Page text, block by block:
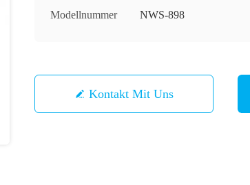
Modellnummer NWS-898
Kontakt Mit Uns